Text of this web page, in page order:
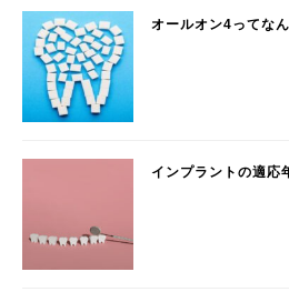
オールオン4ってな
インプラントの適応